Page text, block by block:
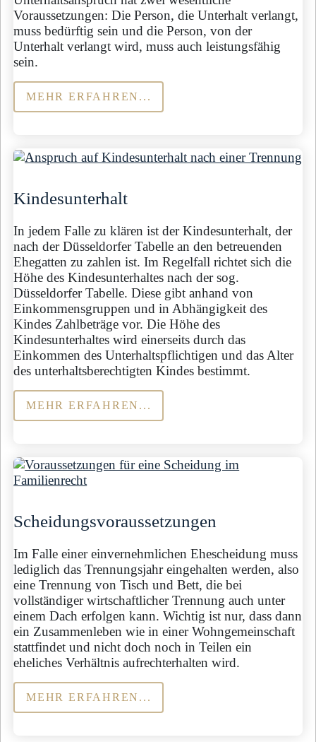
Voraussetzungen: Die Person, die Unterhalt verlangt,
muss bedürftig sein und die Person, von der
Unterhalt verlangt wird, muss auch leistungsfähig
sein.
MEHR ERFAHREN...
Kindesunterhalt
In jedem Falle zu klären ist der Kindesunterhalt, der
nach der Düsseldorfer Tabelle an den betreuenden
Ehegatten zu zahlen ist. Im Regelfall richtet sich die
Höhe des Kindesunterhaltes nach der sog.
Düsseldorfer Tabelle. Diese gibt anhand von
Einkommensgruppen und in Abhängigkeit des
Kindes Zahlbeträge vor. Die Höhe des
Kindesunterhaltes wird einerseits durch das
Einkommen des Unterhaltspflichtigen und das Alter
des unterhaltsberechtigten Kindes bestimmt.
MEHR ERFAHREN...
Scheidungs­voraus­setzungen
Im Falle einer einvernehmlichen Ehescheidung muss
lediglich das Trennungsjahr eingehalten werden, also
eine Trennung von Tisch und Bett, die bei
vollständiger wirtschaftlicher Trennung auch unter
einem Dach erfolgen kann. Wichtig ist nur, dass dann
ein Zusammenleben wie in einer Wohngemeinschaft
stattfindet und nicht doch noch in Teilen ein
eheliches Verhältnis aufrechterhalten wird.
MEHR ERFAHREN...